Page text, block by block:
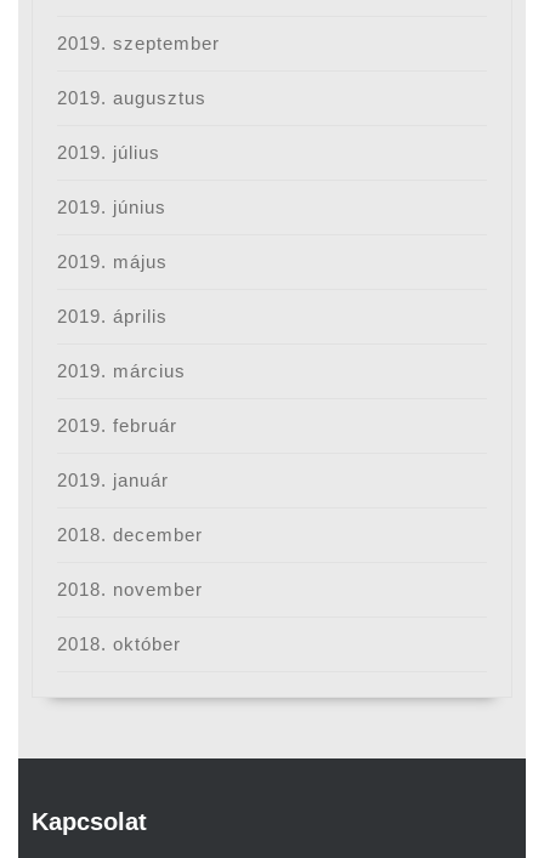
2019. szeptember
2019. augusztus
2019. július
2019. június
2019. május
2019. április
2019. március
2019. február
2019. január
2018. december
2018. november
2018. október
Kapcsolat